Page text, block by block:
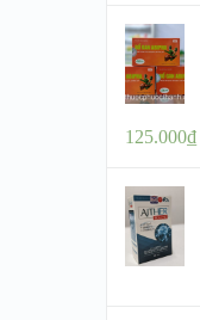
125.000₫